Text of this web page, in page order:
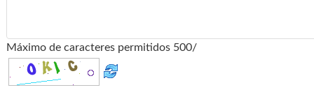
Máximo de caracteres permitidos 500/